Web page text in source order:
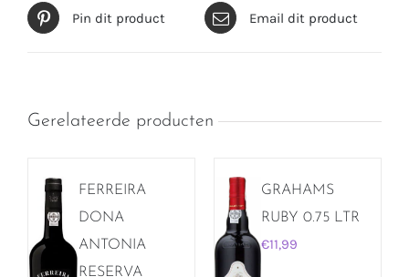
Pin dit product Email dit product
Gerelateerde producten
FERREIRA
DONA
ANTONIA
RESERVA
GRAHAMS
RUBY 0.75 LTR
€11,99